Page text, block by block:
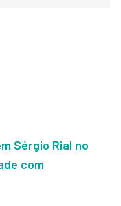
Sérgio Rial no
com